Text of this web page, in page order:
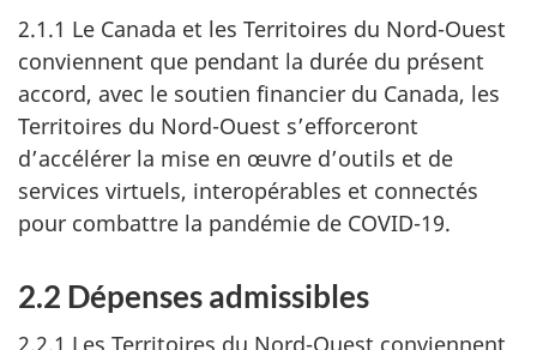
2.1.1 Le Canada et les Territoires du Nord-Ouest
conviennent que pendant la durée du présent
accord, avec le soutien financier du Canada, les
Territoires du Nord-Ouest s’efforceront
d’accélérer la mise en œuvre d’outils et de
services virtuels, interopérables et connectés
pour combattre la pandémie de COVID-19.
2.2 Dépenses admissibles
2.2.1 Les Territoires du Nord-Ouest conviennent